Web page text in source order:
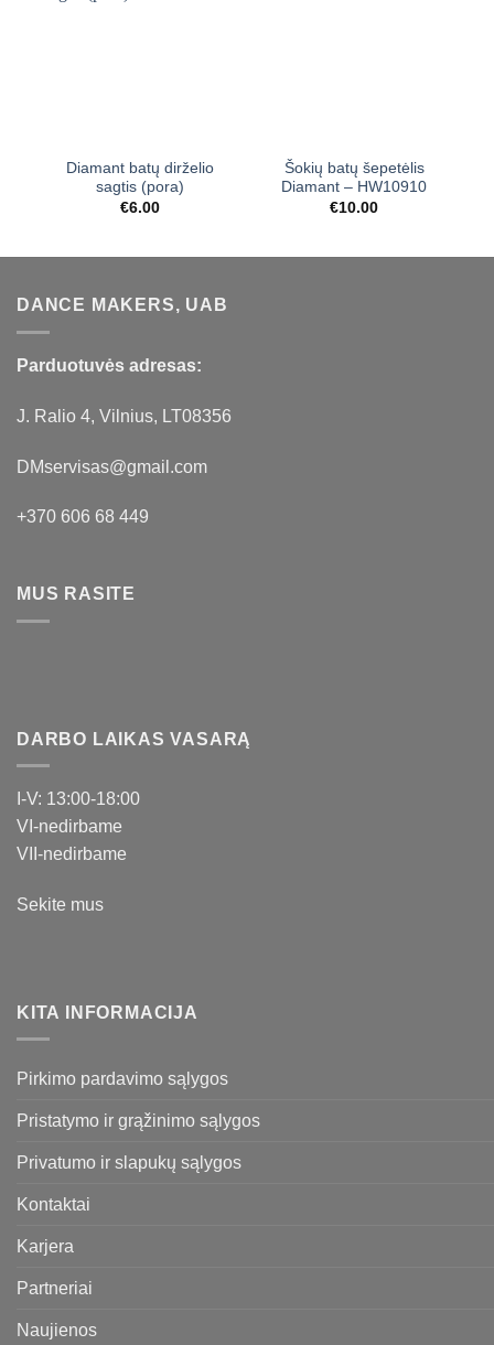
Diamant batų dirželio
sagtis (pora)
€6.00
Šokių batų šepetėlis
Diamant – HW10910
€10.00
DANCE MAKERS, UAB
Parduotuvės adresas:
J. Ralio 4, Vilnius, LT08356
DMservisas@gmail.com
+370 606 68 449
MUS RASITE
DARBO LAIKAS VASARĄ
I-V: 13:00-18:00
VI-nedirbame
VII-nedirbame
Sekite mus
KITA INFORMACIJA
Pirkimo pardavimo sąlygos
Pristatymo ir grąžinimo sąlygos
Privatumo ir slapukų sąlygos
Kontaktai
Karjera
Partneriai
Naujienos